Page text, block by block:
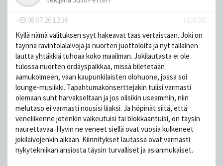
- 08.07.26 12:36
#109281
Kyllä nämä valituksen syyt hakeavat taas vertaistaan. Joki on
täynnä ravintolalaivoja ja nuorten juottoloita ja nyt tällainen
lautta yhtäkkiä tuhoaa koko maailman. Jokilautasta ei ole
tulossa nuorten ördäyspaikkaa, missä biletetään
aamukolmeen, vaan kaupunkilaisten olohuone, jossa soi
lounge-musiikki. Tapahtumakonserttejakin tulisi varmasti
olemaan suht harvakseltaan ja jos olisikin useammin, niin
melutaso ei varmasti nousisi liiaksi. Ja höpinät siitä, että
veneliikenne jotenkin vaikeutuisi tai blokkaantuisi, on täysin
naurettavaa. Hyvin ne veneet siellä ovat vuosia kulkeneet
jokilaivojenkin aikaan. Kiinnitykset lautassa ovat varmasti
nykytekniikan ansiosta täysin turvalliset ja asianmukaiset.